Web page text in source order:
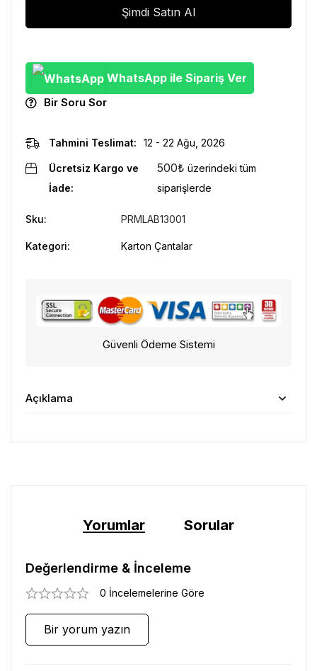
Şimdi Satın Al
WhatsApp ile Sipariş Ver
Bir Soru Sor
Tahmini Teslimat: 12 - 22 Ağu, 2026
Ücretsiz Kargo ve
İade:
500₺ üzerindeki tüm
siparişlerde
Sku: PRMLAB13001
Kategori: Karton Çantalar
Güvenli Ödeme Sistemi
Açıklama
Yorumlar Sorular
Değerlendirme & İnceleme
0 İncelemelerine Göre
Bir yorum yazın